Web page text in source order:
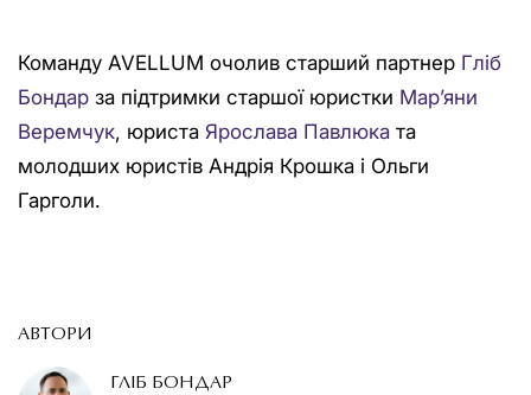
Команду AVELLUM очолив старший партнер Гліб
Бондар за підтримки старшої юристки Мар’яни
Веремчук, юриста Ярослава Павлюка та
молодших юристів Андрія Крошка і Ольги
Гарголи.
АВТОРИ
ГЛІБ БОНДАР